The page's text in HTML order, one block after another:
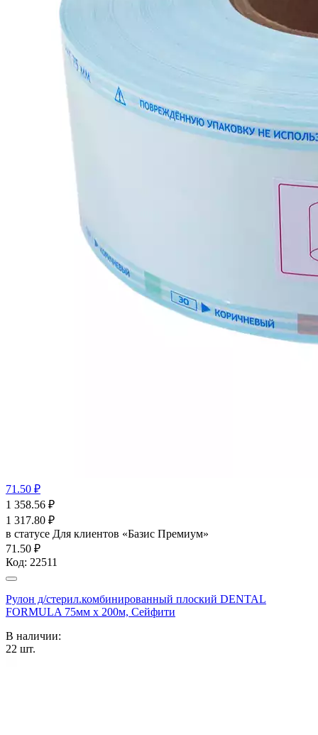
71.50 ₽
1 358.56 ₽
1 317.80 ₽
в статусе Для клиентов «Базис Премиум»
71.50 ₽
Код: 22511
Рулон д/стерил.комбинированный плоский DENTAL
FORMULA 75мм х 200м, Сейфити
В наличии:
22 шт.